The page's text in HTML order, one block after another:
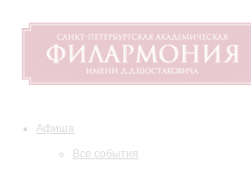
Афиша
Все события